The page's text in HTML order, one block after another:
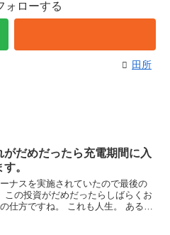
ォローする
田所
がだめだったら充電期間に入
す。
ナスを実施されていたので最後の
の投資がだめだったらしばらくお
仕方ですね。 これも人生。 ある程